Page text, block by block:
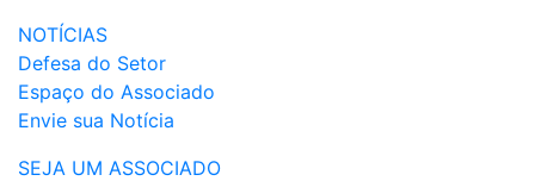
NOTÍCIAS
Defesa do Setor
Espaço do Associado
Envie sua Notícia
SEJA UM ASSOCIADO